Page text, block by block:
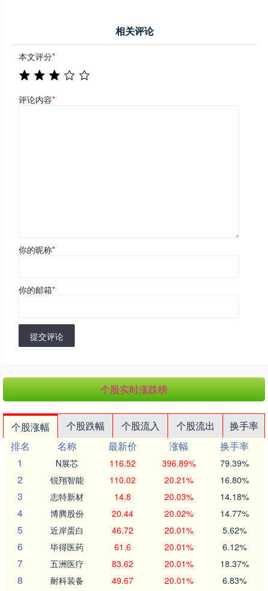
相关评论
本文评分*
评论内容*
你的昵称*
你的邮箱*
提交评论
个股实时涨跌榜
个股涨幅 个股跌幅 个股流入 个股流出
换手率
排名
名称 最新价 涨幅
换手率
1
N展芯 116.52 396.89% 79.39%
2 锐翔智能 110.02 20.21% 16.80%
3 志特新材 14.8 20.03% 14.18%
4 博腾股份 20.44 20.02% 14.77%
5 近岸蛋白 46.72 20.01% 5.62%
6 毕得医药 61.6 20.01% 6.12%
7 五洲医疗 83.62 20.01% 18.37%
8 耐科装备 49.67 20.01% 6.83%